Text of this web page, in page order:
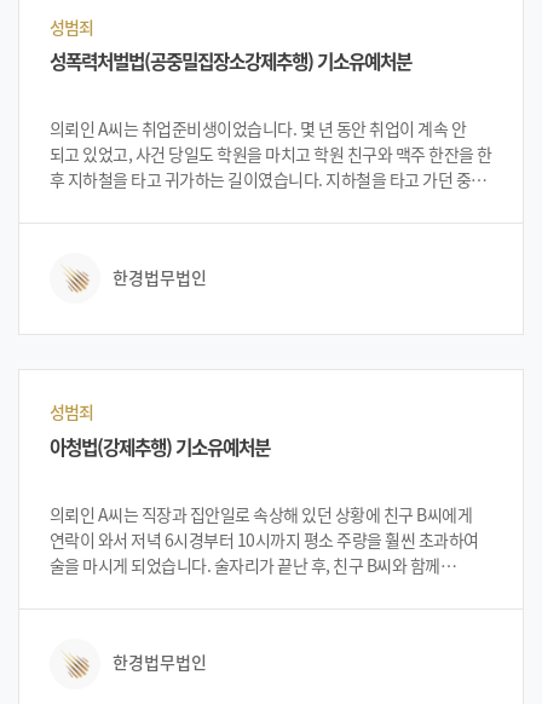
성범죄
성폭력처벌법(공중밀집장소강제추행) 기소유예처분
의뢰인 A씨는 취업준비생이었습니다. 몇 년 동안 취업이 계속 안
되고 있었고, 사건 당일도 학원을 마치고 학원 친구와 맥주 한잔을 한
후 지하철을 타고 귀가하는 길이였습니다. 지하철을 타고 가던 중
허벅지를 한 차례 더듬은 후 반응이 없자 가슴을 더듬었습니다. 이에
역에서 체포되었습니다. 간단한 진술서를 작성 후 집으로 귀가하게
상담하게 되었고, 법무법인 한경의 변호인단으로부터 상황의
한경법무법인
성범죄
아청법(강제추행) 기소유예처분
의뢰인 A씨는 직장과 집안일로 속상해 있던 상황에 친구 B씨에게
연락이 와서 저녁 6시경부터 10시까지 평소 주량을 훨씬 초과하여
술을 마시게 되었습니다. 술자리가 끝난 후, 친구 B씨와 함께
보이는 어린아이가 있었는데 이미 만취였던 의뢰인 A씨는 본인의
본 편의점 직원이 경찰에 신고하여 체포되었습니다. 의뢰인 A씨는
한경법무법인